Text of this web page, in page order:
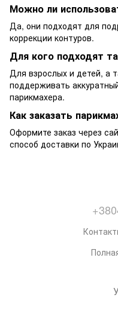
Можно ли
Да, они подходят для
коррекции контуров.
Для кого подходят
Для взрослых и детей, а
поддерживать
парикмахера.
Как заказать
Оформите заказ через
способ доставки по